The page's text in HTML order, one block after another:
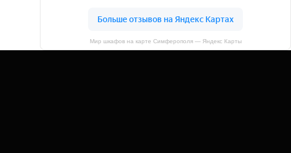
Мир шкафов на карте Симферополя — Яндекс Карты